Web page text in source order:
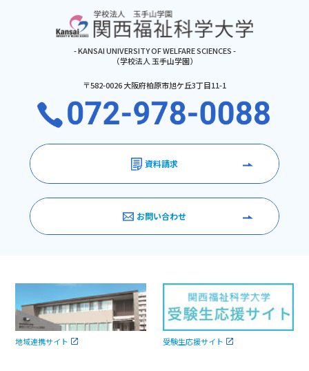
- KANSAI UNIVERSITY OF WELFARE SCIENCES -
（学校法人 玉手山学園）
〒582-0026 大阪府柏原市旭ケ丘3丁目11-1
資料請求
お問い合わせ
地域連携サイト 受験生応援サイト